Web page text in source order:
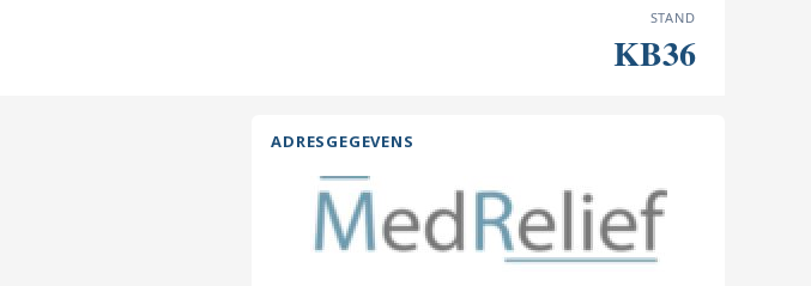
STAND
KB36
ADRESGEGEVENS